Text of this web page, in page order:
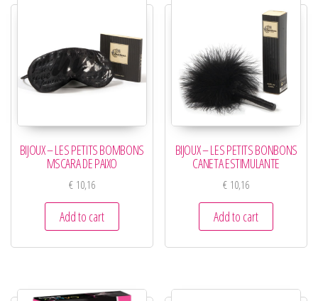
BIJOUX – LES PETITS BOMBONS
MSCARA DE PAIXO
€10,16
Add to cart
BIJOUX – LES PETITS BONBONS
CANETA ESTIMULANTE
€ 10,16
Add to cart